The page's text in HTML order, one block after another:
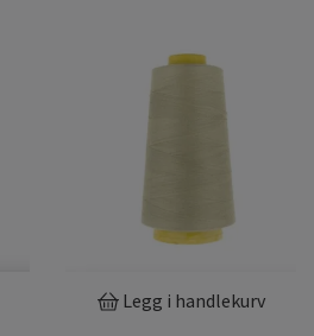
Legg i handlekurv